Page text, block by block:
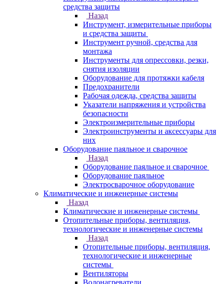
средства защиты
Назад
Инструмент, измерительные приборы
и средства защиты
Инструмент ручной, средства для
монтажа
Инструменты для опрессовки, резки,
снятия изоляции
Оборудование для протяжки кабеля
Предохранители
Рабочая одежда, средства защиты
Указатели напряжения и устройства
безопасности
Электроизмерительные приборы
Электроинструменты и аксессуары для
них
Оборудование паяльное и сварочное
Назад
Оборудование паяльное и сварочное
Оборудование паяльное
Электросварочное оборудование
Климатические и инженерные системы
Назад
Климатические и инженерные системы
Отопительные приборы, вентиляция,
технологические и инженерные системы
Назад
Отопительные приборы, вентиляция,
технологические и инженерные
системы
Вентиляторы
Водонагреватели